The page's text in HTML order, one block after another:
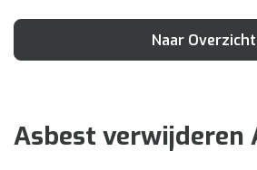
Naar Overzicht
Asbest verwijderen